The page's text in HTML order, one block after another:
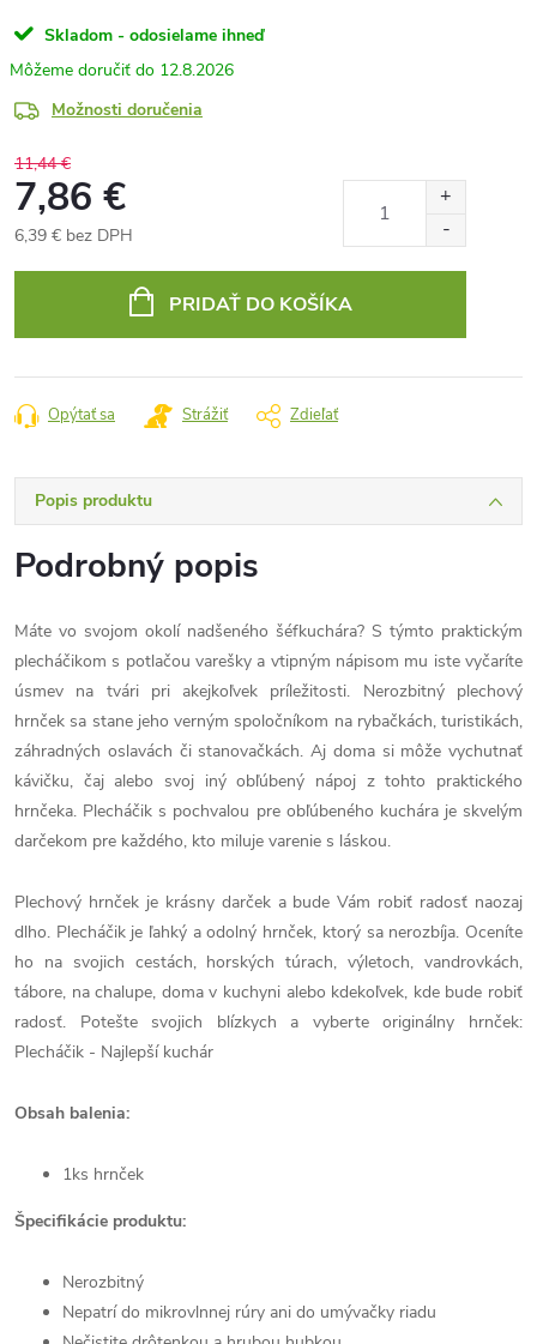
Skladom - odosielame ihneď
12.8.2026
Možnosti doručenia
11,44 €
7,86 €
6,39 € bez DPH
PRIDAŤ DO KOŠÍKA
Opýtať sa Strážiť Zdieľať
Popis produktu
Podrobný popis
Máte vo svojom okolí nadšeného šéfkuchára? S týmto praktickým
plecháčikom s potlačou varešky a vtipným nápisom mu iste vyčaríte
úsmev na tvári pri akejkoľvek príležitosti. Nerozbitný plechový
hrnček sa stane jeho verným spoločníkom na rybačkách, turistikách,
záhradných oslavách či stanovačkách. Aj doma si môže vychutnať
kávičku, čaj alebo svoj iný obľúbený nápoj z tohto praktického
hrnčeka. Plecháčik s pochvalou pre obľúbeného kuchára je skvelým
darčekom pre každého, kto miluje varenie s láskou.
Plechový hrnček je krásny darček a bude Vám robiť radosť naozaj
dlho. Plecháčik je ľahký a odolný hrnček, ktorý sa nerozbíja. Oceníte
ho na svojich cestách, horských túrach, výletoch, vandrovkách,
tábore, na chalupe, doma v kuchyni alebo kdekoľvek, kde bude robiť
radosť. Potešte svojich blízkych a vyberte originálny hrnček:
Plecháčik - Najlepší kuchár
Obsah balenia:
1ks hrnček
Špecifikácie produktu:
Nerozbitný
Nepatrí do mikrovlnnej rúry ani do umývačky riadu